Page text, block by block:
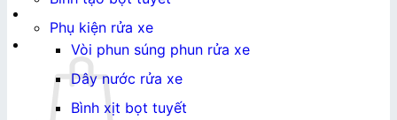
Phụ kiện rửa xe
Vòi phun súng phun rửa xe
Dây nước rửa xe
Bình xịt bọt tuyết